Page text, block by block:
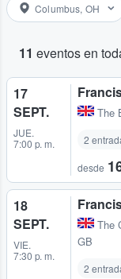
Columbus, OH
11 eventos en
17
SEPT.
JUE.
7:00 p. m.
The
2
desde
18
SEPT.
VIE.
7:30 p. m.
The
GB
2